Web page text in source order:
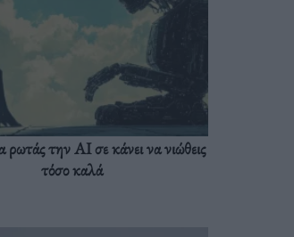
ρωτάς την AI σε κάνει να νιώθεις
τόσο καλά